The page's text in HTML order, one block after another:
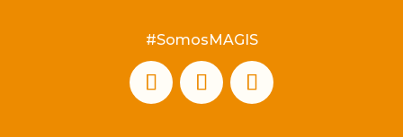
#SomosMAGIS